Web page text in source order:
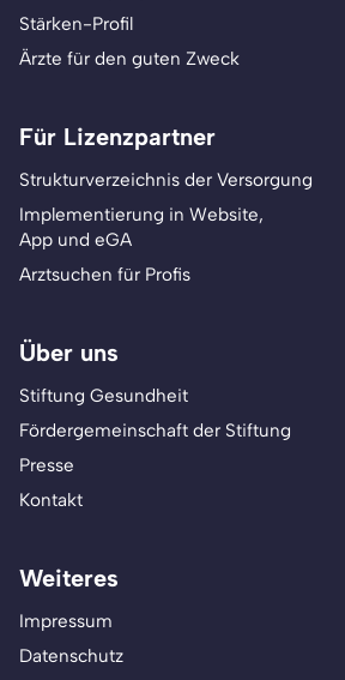
Stärken-Profil
Ärzte für den guten Zweck
Für Lizenzpartner
Strukturverzeichnis der Versorgung
Implementierung in Website,
App und eGA
Arztsuchen für Profis
Über uns
Stiftung Gesundheit
Fördergemeinschaft der Stiftung
Presse
Kontakt
Weiteres
Impressum
Datenschutz